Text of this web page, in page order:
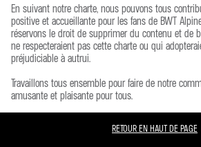
est inapproprié, veuillez le signaler. Nous
également de ne pas échanger avec les
Instagram :https://help.instagram.com/
Facebook :
https://www.facebook.com/help/
https://help.twitter.com/en/
sensitive-content
En suivant notre charte, nous pouvons tous
positive et accueillante pour les fans de BWT
réservons le droit de supprimer du contenu et de
ne respecteraient pas cette charte ou qui
préjudiciable à autrui.
Travaillons tous ensemble pour faire de notre
amusante et plaisante pour tous.
RETOUR EN HAUT DE PAGE​